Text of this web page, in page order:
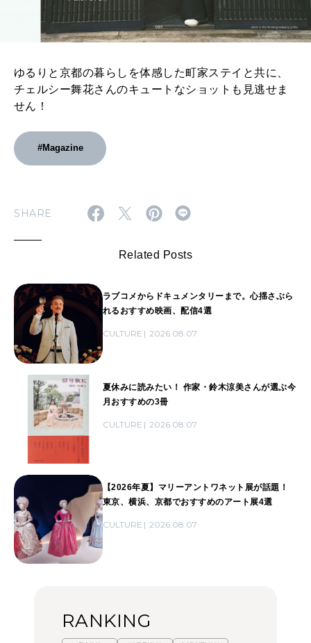
ゆるりと京都の暮らしを体感した町家ステイと共に、
チェルシー舞花さんのキュートなショットも見逃せま
せん！
#Magazine
SHARE
Related Posts
ラブコメからドキュメンタリーまで。心揺さぶら
れるおすすめ映画、配信4選
CULTURE 2026.08.07
夏休みに読みたい！ 作家・鈴木涼美さんが選ぶ今
月おすすめの3冊
CULTURE 2026.08.07
【2026年夏】マリーアントワネット展が話題！
東京、横浜、京都でおすすめのアート展4選
CULTURE 2026.08.07
RANKING